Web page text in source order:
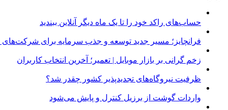
حساب‌های راکد خود را تا یک ماه دیگر آنلاین ببندید
فرانچایز؛ مسیر جدید توسعه و جذب سرمایه برای شرکت‌های
زخم گرانی بر بازار موبایل | تعمیر؛ آخرین انتخاب کاربران
ظرفیت نیروگاه‌های تجدیدپذیر کشور چقدر شد؟
واردات گوشت از برزیل کنترل و پایش می‌شود